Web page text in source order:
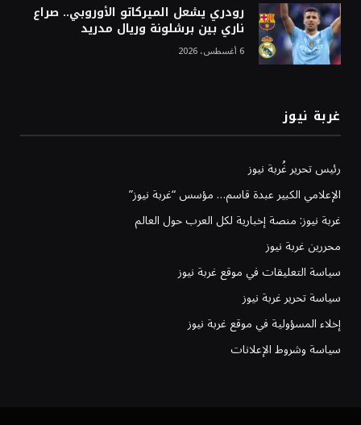
رودري يشعل الميركاتو الأوروبي.. صراع
ناري بين برشلونة وريال مدريد
6 أغسطس، 2026
غربة نيوز
رئيس تحرير غُربة نيوز
الإعلامي الكبير عبدة قاسم… مؤسس “غربة نيوز”
غربة نيوز: منصة إخبارية لكل العرب حول العالم
محررين غربة نيوز
سياسة التعليقات في موقع غربة نيوز
سياسة تحرير غربة نيوز
إخلاء المسؤولية في موقع غربة نيوز
سياسة وشروط الإعلانات